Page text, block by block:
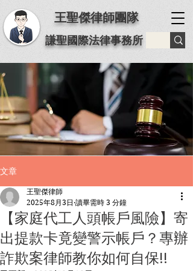
王聖傑律師團隊
謙聖國際法律事務所
文章
【家庭代工人頭帳戶風險】寄
出提款卡竟變警示帳戶？專辦
詐欺案律師教你如何自保!!
王聖傑律師
2025年8月3日 讀畢需時 3 分鐘